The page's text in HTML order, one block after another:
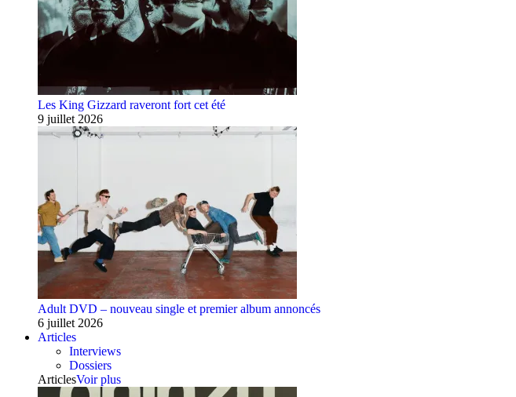
Les King Gizzard raveront fort cet été
9 juillet 2026
Adult DVD – nouveau single et premier album annoncés
6 juillet 2026
Articles
Interviews
Dossiers
ArticlesVoir plus